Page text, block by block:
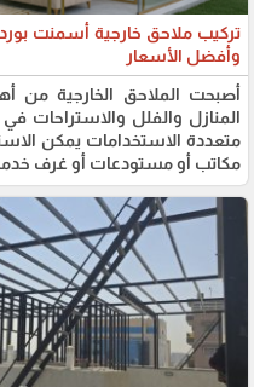
تركيب ملاحق خارجية أسمنت
وأفضل الأسعار
أصبحت الملاحق الخارجية من
المنازل والفلل والاستراحات
متعددة الاستخدامات يمكن
مكاتب أو مستودعات أو غرف